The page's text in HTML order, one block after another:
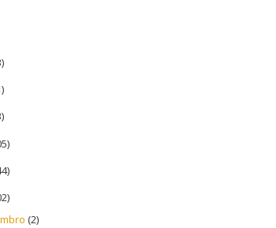
(2)